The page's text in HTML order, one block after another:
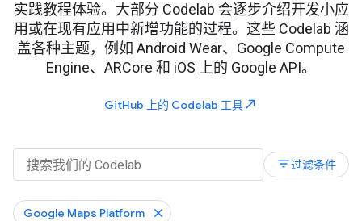
实践教程体验。大部分 Codelab 会逐步介绍开发小应
用或在现有应用中新增功能的过程。这些 Codelab 涵
盖各种主题，例如 Android Wear、Google Compute
Engine、ARCore 和 iOS 上的 Google API。
GitHub 上的 Codelab 工具north_east
filter_list过滤条件
Google Maps Platform